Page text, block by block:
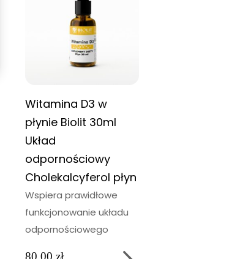
Witamina D3 w
płynie Biolit 30ml
Układ
odpornościowy
Cholekalcyferol płyn
Wspiera prawidłowe
funkcjonowanie układu
odpornościowego
80,00zł